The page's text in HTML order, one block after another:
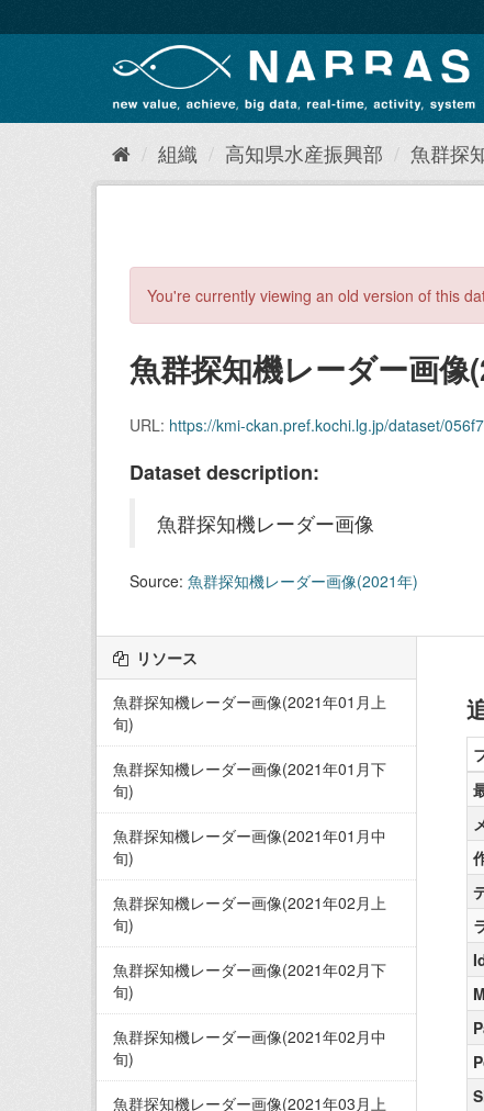
キ
て
組織 高知県水産振興部 魚群探
You're currently viewing an old version of this
魚群探知機レーダー画像
URL: https://kmi-ckan.pref.kochi.lg.jp/dataset/056f7ed4-
Dataset description:
魚群探知機レーダー画像
Source: 魚群探知機レーダー画像(2021年)
リソース
魚群探知機レーダー画像(2021年01月上
旬)
魚群探知機レーダー画像(2021年01月下
旬)
魚群探知機レーダー画像(2021年01月中
旬)
魚群探知機レーダー画像(2021年02月上
旬)
魚群探知機レーダー画像(2021年02月下
旬)
魚群探知機レーダー画像(2021年02月中
旬)
魚群探知機レーダー画像(2021年03月上